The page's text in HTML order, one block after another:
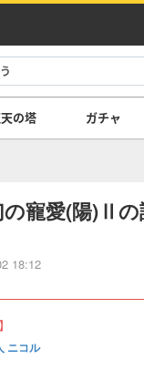
の塔 ガチャ
の寵愛(陽)Ⅱ
18:12
ニコル